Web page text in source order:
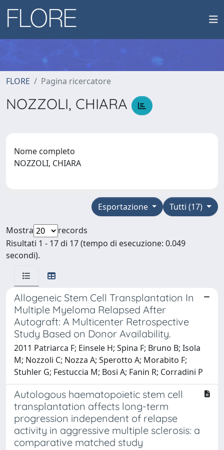
FLORE Pagina ricercatore
NOZZOLI, CHIARA
Nome completo
NOZZOLI, CHIARA
Tutti (17)
Esportazione
Mostra
records
Risultati 1 - 17 di 17 (tempo di esecuzione: 0.049
secondi).
Allogeneic Stem Cell Transplantation In
Multiple Myeloma Relapsed After
Autograft: A Multicenter Retrospective
Study Based on Donor Availability.
2011 Patriarca F; Einsele H; Spina F; Bruno B; Isola
M; Nozzoli C; Nozza A; Sperotto A; Morabito F;
Stuhler G; Festuccia M; Bosi A; Fanin R; Corradini P
Autologous haematopoietic stem cell
transplantation affects long-term
progression independent of relapse
activity in aggressive multiple sclerosis: a
comparative matched study